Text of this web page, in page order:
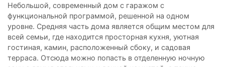
Небольшой, современный дом с гаражом с
функциональной программой, решенной на одном
уровне. Средняя часть дома является общим местом для
всей семьи, где находится просторная кухня, уютная
гостиная, камин, расположенный сбоку, и садовая
терраса. Отсюда можно попасть в отделенную ночную